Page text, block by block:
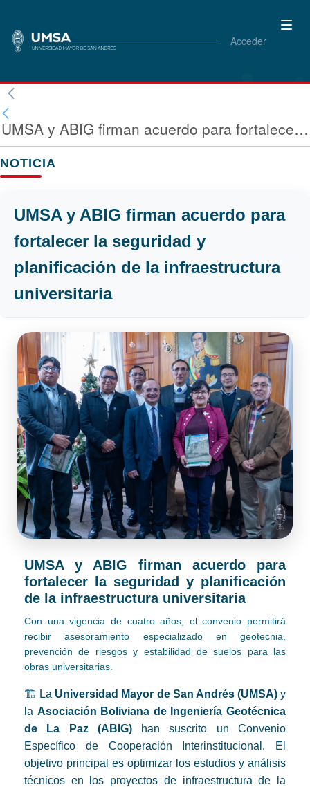
Acceder
UMSA y ABIG firman acuerdo para fortalecer la seguridad y planificación de la infraestructura universitaria
NOTICIA
UMSA y ABIG firman acuerdo para
fortalecer la seguridad y
planificación de la infraestructura
universitaria
UMSA y ABIG firman acuerdo para
fortalecer la seguridad y planificación
de la infraestructura universitaria
Con una vigencia de cuatro años, el convenio permitirá
recibir asesoramiento especializado en geotecnia,
prevención de riesgos y estabilidad de suelos para las
obras universitarias.
🏗️ La Universidad Mayor de San Andrés (UMSA)y
la Asociación Boliviana de Ingeniería Geotécnica
de La Paz (ABIG)han suscrito un Convenio
Específico de Cooperación Interinstitucional. El
objetivo principal es optimizar los estudios y análisis
técnicos en los proyectos de infraestructura de la